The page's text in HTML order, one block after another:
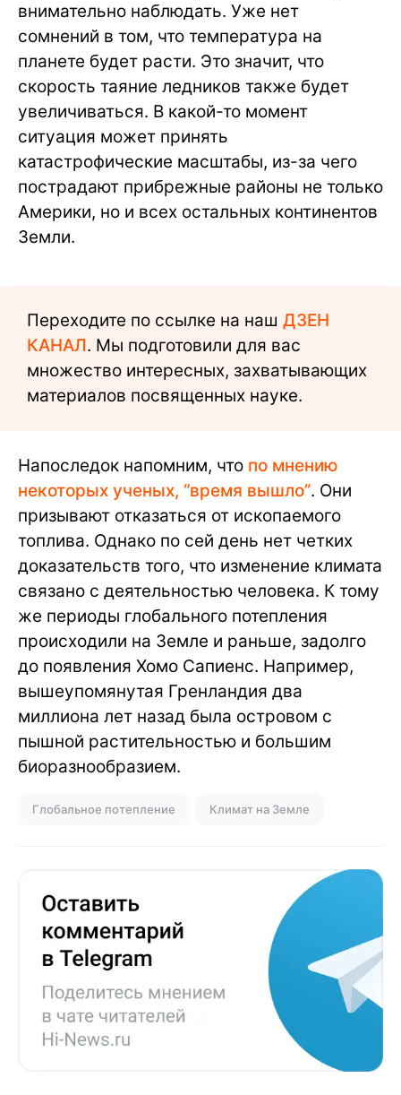
внимательно наблюдать. Уже нет
сомнений в том, что температура на
планете будет расти. Это значит, что
скорость таяние ледников также будет
увеличиваться. В какой-то момент
ситуация может принять
катастрофические масштабы, из-за чего
пострадают прибрежные районы не только
Америки, но и всех остальных континентов
Земли.
Переходите по ссылке на наш ДЗЕН
КАНАЛ. Мы подготовили для вас
множество интересных, захватывающих
материалов посвященных науке.
Напоследок напомним, что по мнению
некоторых ученых, “время вышло”. Они
призывают отказаться от ископаемого
топлива. Однако по сей день нет четких
доказательств того, что изменение климата
связано с деятельностью человека. К тому
же периоды глобального потепления
происходили на Земле и раньше, задолго
до появления Хомо Сапиенс. Например,
вышеупомянутая Гренландия два
миллиона лет назад была островом с
пышной растительностью и большим
биоразнообразием.
Глобальное потепление Климат на Земле